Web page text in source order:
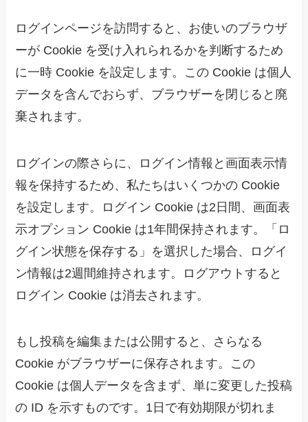
ログインページを訪問すると、お使いのブラウザ
ーが Cookie を受け入れられるかを判断するため
に一時 Cookie を設定します。この Cookie は個人
データを含んでおらず、ブラウザーを閉じると廃
棄されます。
ログインの際さらに、ログイン情報と画面表示情
報を保持するため、私たちはいくつかの Cookie
を設定します。ログイン Cookie は2日間、画面表
示オプション Cookie は1年間保持されます。「ロ
グイン状態を保存する」を選択した場合、ログイ
ン情報は2週間維持されます。ログアウトすると
ログイン Cookie は消去されます。
もし投稿を編集または公開すると、さらなる
Cookie がブラウザーに保存されます。この
Cookie は個人データを含まず、単に変更した投稿
の ID を示すものです。1日で有効期限が切れま